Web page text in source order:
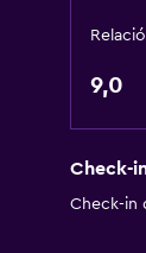
Baño
9,0
Check-
Check-in